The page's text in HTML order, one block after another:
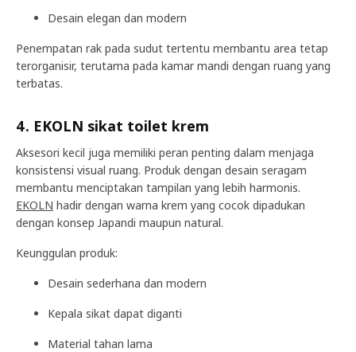
Desain elegan dan modern
Penempatan rak pada sudut tertentu membantu area tetap
terorganisir, terutama pada kamar mandi dengan ruang yang
terbatas.
4. EKOLN sikat toilet krem
Aksesori kecil juga memiliki peran penting dalam menjaga
konsistensi visual ruang. Produk dengan desain seragam
membantu menciptakan tampilan yang lebih harmonis.
EKOLN hadir dengan warna krem yang cocok dipadukan
dengan konsep Japandi maupun natural.
Keunggulan produk:
Desain sederhana dan modern
Kepala sikat dapat diganti
Material tahan lama